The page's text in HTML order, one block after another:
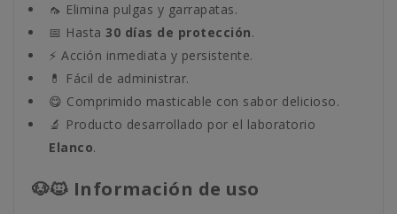
🦟 Elimina pulgas y garrapatas.
📅 Hasta 30 días de protección.
⚡ Acción inmediata y persistente.
💊 Fácil de administrar.
😋 Comprimido masticable con sabor delicioso.
🔬 Producto desarrollado por el laboratorio
Elanco.
🐶🐱 Información de uso